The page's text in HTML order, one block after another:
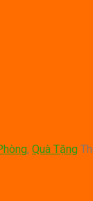
, Quà Tặng